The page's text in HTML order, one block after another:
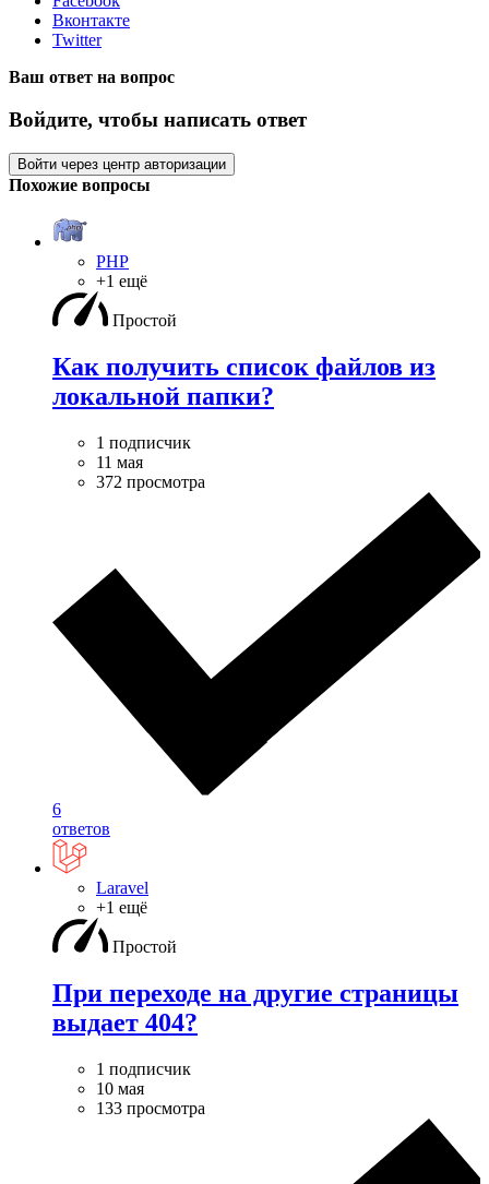
Вконтакте
Twitter
Ваш ответ на вопрос
Войдите, чтобы написать ответ
Войти через центр авторизации
Похожие вопросы
PHP
+1 ещё
Простой
Как получить список файлов из
локальной папки?
1 подписчик
11 мая
372 просмотра
6
ответов
Laravel
+1 ещё
Простой
При переходе на другие страницы
выдает 404?
1 подписчик
10 мая
133 просмотра